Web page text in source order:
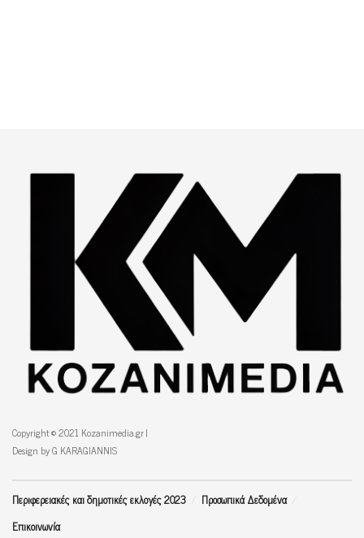
Copyright © 2021 Kozanimedia.gr |
Design by G KARAGIANNIS
Περιφερειακές και δημοτικές εκλογές 2023
Προσωπικά Δεδομένα
Επικοινωνία